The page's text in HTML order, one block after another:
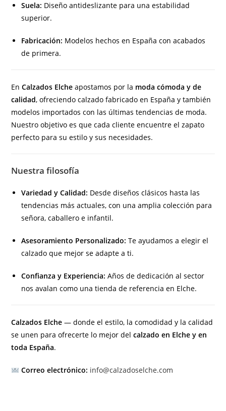
Suela: Diseño antideslizante para una estabilidad
superior.
Fabricación: Modelos hechos en España con acabados
de primera.
EnCalzados Elche apostamos por la moda cómoda y de
calidad, ofreciendo calzado fabricado en España y también
modelos importados con las últimas tendencias de moda.
Nuestro objetivo es que cada cliente encuentre el zapato
perfecto para su estilo y sus necesidades.
Nuestra filosofía
Variedad y Calidad: Desde diseños clásicos hasta las
tendencias más actuales, con una amplia colección para
señora, caballero e infantil.
Asesoramiento Personalizado: Te ayudamos a elegir el
calzado que mejor se adapte a ti.
Confianza y Experiencia: Años de dedicación al sector
nos avalan como una tienda de referencia en Elche.
Calzados Elche — donde el estilo, la comodidad y la calidad
se unen para ofrecerte lo mejor delcalzado en Elche y en
toda España.
Correo electrónico: info@calzadoselche.com